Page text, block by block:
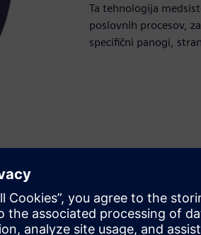
Ta tehnologija
poslovnih procesov,
specifični panogi,